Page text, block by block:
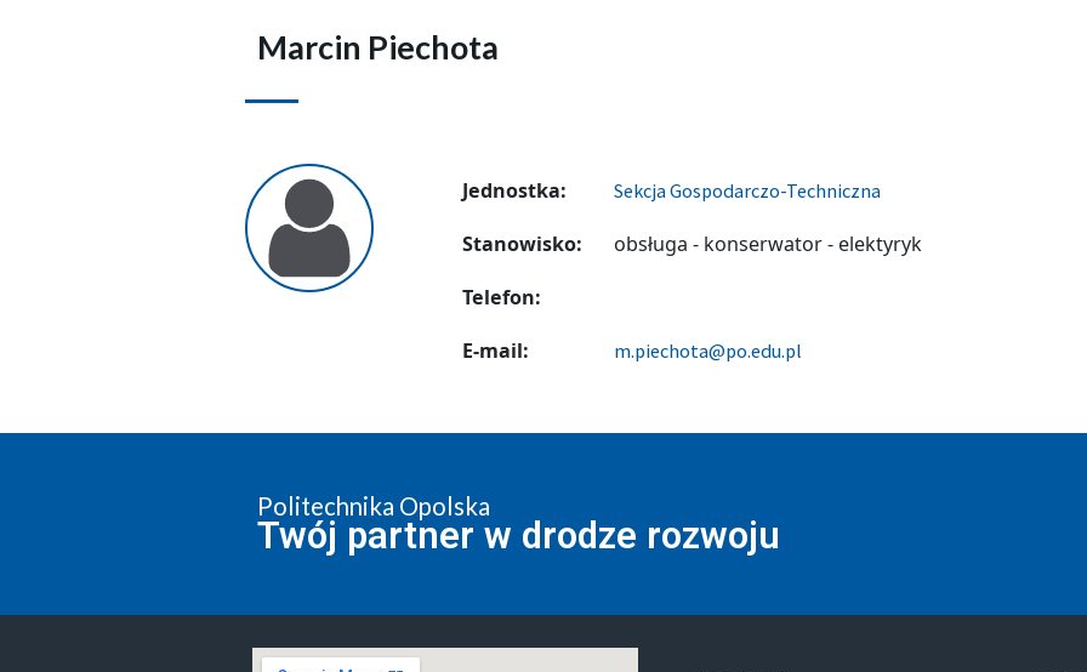
Marcin Piechota
Jednostka: Sekcja Gospodarczo-Techniczna
Stanowisko:
obsługa - konserwator - elektyryk
Telefon:
E-mail:
m.piechota@po.edu.pl
Politechnika Opolska
Twój partner w drodze rozwoju